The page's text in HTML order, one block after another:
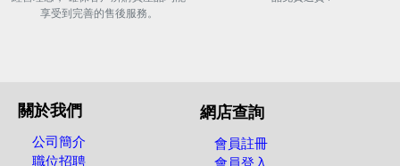
享受到完善的售後服務。
關於我們
公司簡介
網店查詢
會員註冊